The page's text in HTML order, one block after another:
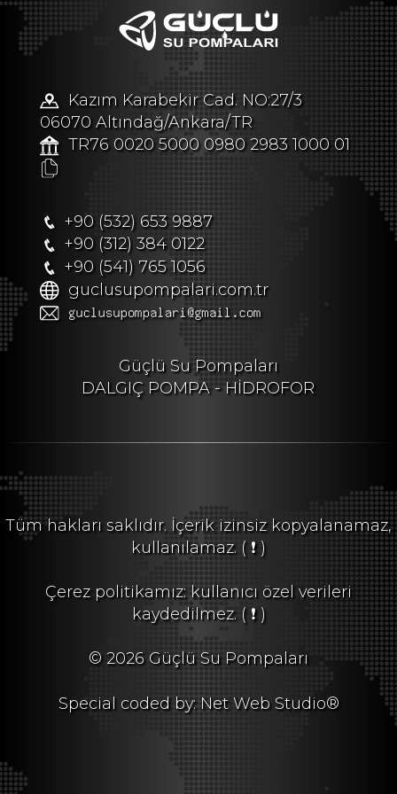
Kazım Karabekir Cad. NO:27/3
06070 Altındağ/Ankara/TR
TR76 0020 5000 0980 2983 1000 01
+90 (532) 653 9887
+90 (312) 384 0122
+90 (541) 765 1056
guclusupompalari.com.tr
Güçlü Su Pompaları
DALGIÇ POMPA - HİDROFOR
Tüm hakları saklıdır. İçerik izinsiz kopyalanamaz,
kullanılamaz. ( ❗ )
Çerez politikamız: kullanıcı özel verileri
kaydedilmez. ( ❗ )
© 2026 Güçlü Su Pompaları
Special coded by: Net Web Studio®